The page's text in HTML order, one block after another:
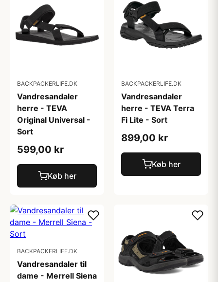
BACKPACKERLIFE.DK
Vandresandaler
herre - TEVA
Original Universal -
Sort
599,00 kr
Køb her
BACKPACKERLIFE.DK
Vandresandaler
herre - TEVA Terra
Fi Lite - Sort
899,00 kr
Køb her
BACKPACKERLIFE.DK
Vandresandaler til
dame - Merrell Siena